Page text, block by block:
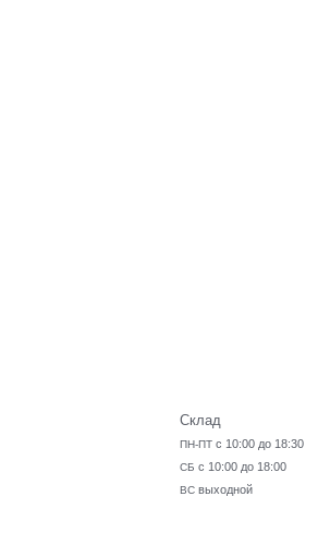
Склад
ПН-ПТ с 10:00 до 18:30
СБ с 10:00 до 18:00
ВС выходной